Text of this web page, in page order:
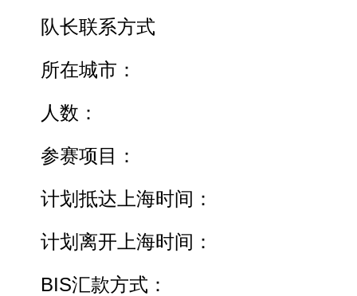
队长联系方式
所在城市：
人数：
参赛项目：
计划抵达上海时间：
计划离开上海时间：
BIS汇款方式：